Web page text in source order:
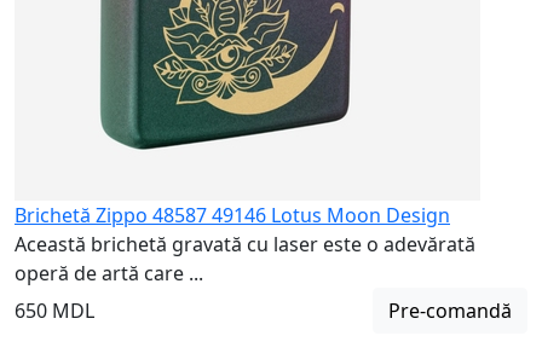
Brichetă Zippo 48587 49146 Lotus Moon Design
Această brichetă gravată cu laser este o adevărată
operă de artă care ...
650 MDL
Pre-comandă